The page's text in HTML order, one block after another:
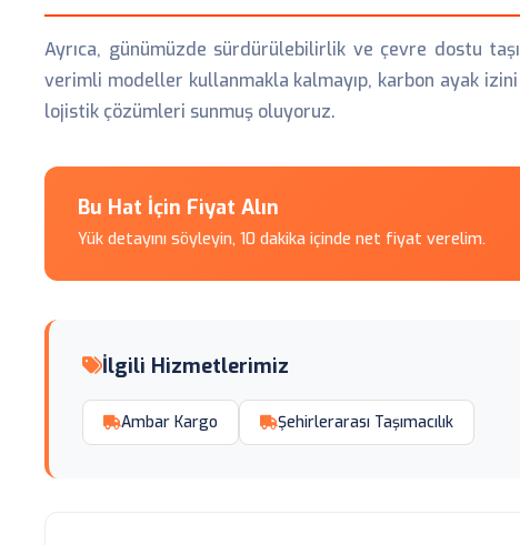
Ayrıca, günümüzde sürdürülebilirlik ve çevre dostu
verimli modeller kullanmakla kalmayıp, karbon ayak
lojistik çözümleri sunmuş oluyoruz.
Bu Hat İçin Fiyat Alın
Yük detayını söyleyin, 10 dakika içinde net fiyat verelim.
İlgili Hizmetlerimiz
Ambar Kargo Şehirlerarası Taşımacılık